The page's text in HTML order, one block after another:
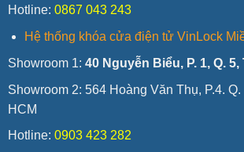
Hotline: 0867 043 243
Hệ thống khóa cửa điện tử VinLock
Showroom 1: 40 Nguyễn Biểu, P. 1, Q.
Showroom 2: 564 Hoàng Văn Thụ, P.4.
HCM
Hotline: 0903 423 282